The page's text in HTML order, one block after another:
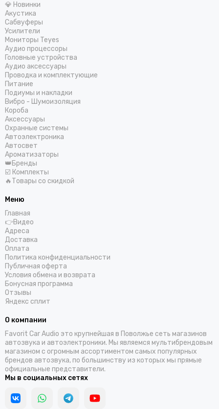
💎 Новинки
Акустика
Сабвуферы
Усилители
Мониторы Teyes
Аудио процессоры
Головные устройства
Аудио аксессуары
Проводка и комплектующие
Питание
Подиумы и накладки
Вибро - Шумоизоляция
Короба
Аксессуары
Охранные системы
Автоэлектроника
Автосвет
Ароматизаторы
👑Бренды
☑️ Комплекты
🔥Товары со скидкой
Меню
Главная
👉Видео
Адреса
Доставка
Оплата
Политика конфиденциальности
Публичная оферта
Условия обмена и возврата
Бонусная программа
Отзывы
Яндекс сплит
О компании
Favorit Car Audio это крупнейшая в Поволжье сеть магазинов
автозвука и автоэлектроники. Мы являемся мультибрендовым
магазином с огромным ассортиментом самых популярных
брендов автозвука, по большинству из которых мы прямые
официальные представители.
Мы в социальных сетях